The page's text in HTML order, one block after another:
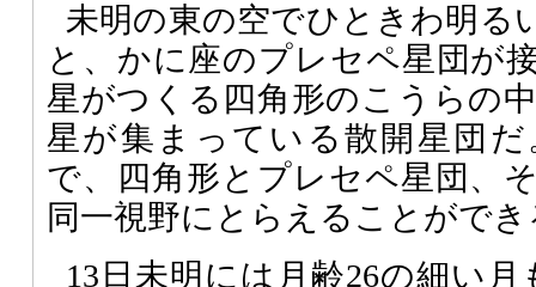
未明の東の空でひときわ明る
と、かに座のプレセペ星団が
星がつくる四角形のこうらの
星が集まっている散開星団
で、四角形とプレセペ星団、
同一視野にとらえることができ
13日未明には月齢26の細い